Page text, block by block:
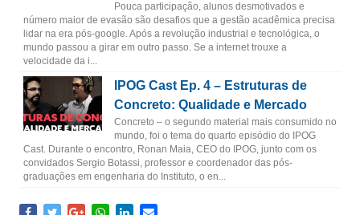
Pouca participação, alunos desmotivados e
número maior de evasão são desafios que a gestão acadêmica precisa
lidar na era pós-google. Após a revolução industrial e tecnológica, o
mundo passou a girar em outro passo. Se a internet trouxe a
velocidade da i...
IPOG Cast Ep. 4 – Estruturas de
Concreto: Qualidade e Mercado
Concreto – o segundo material mais consumido no
mundo, foi o tema do quarto episódio do IPOG
Cast. Durante o encontro, Ronan Maia, CEO do IPOG, junto com os
convidados Sergio Botassi, professor e coordenador das pós-
graduações em engenharia do Instituto, o en...